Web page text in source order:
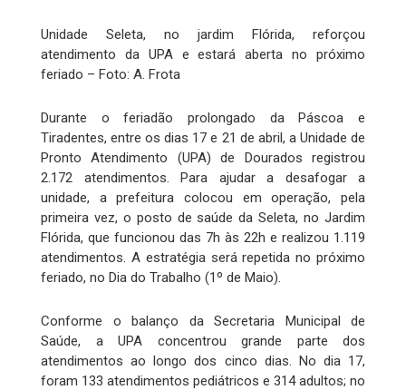
Unidade Seleta, no jardim Flórida, reforçou
atendimento da UPA e estará aberta no próximo
feriado – Foto: A. Frota
Durante o feriadão prolongado da Páscoa e
Tiradentes, entre os dias 17 e 21 de abril, a Unidade de
Pronto Atendimento (UPA) de Dourados registrou
2.172 atendimentos. Para ajudar a desafogar a
unidade, a prefeitura colocou em operação, pela
primeira vez, o posto de saúde da Seleta, no Jardim
Flórida, que funcionou das 7h às 22h e realizou 1.119
atendimentos. A estratégia será repetida no próximo
feriado, no Dia do Trabalho (1º de Maio).
Conforme o balanço da Secretaria Municipal de
Saúde, a UPA concentrou grande parte dos
atendimentos ao longo dos cinco dias. No dia 17,
foram 133 atendimentos pediátricos e 314 adultos; no